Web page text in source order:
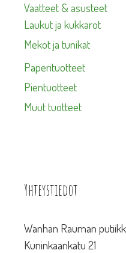
Vaatteet & asusteet
Laukut ja kukkarot
Mekot ja tunikat
Paperituotteet
Pientuotteet
Muut tuotteet
Yhteystiedot
Wanhan Rauman
Kuninkaankatu 21